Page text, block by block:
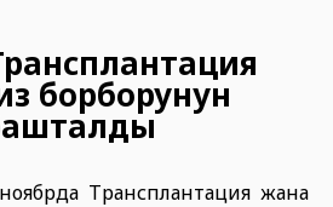
борборунун
ноябрда Трансплантация жана